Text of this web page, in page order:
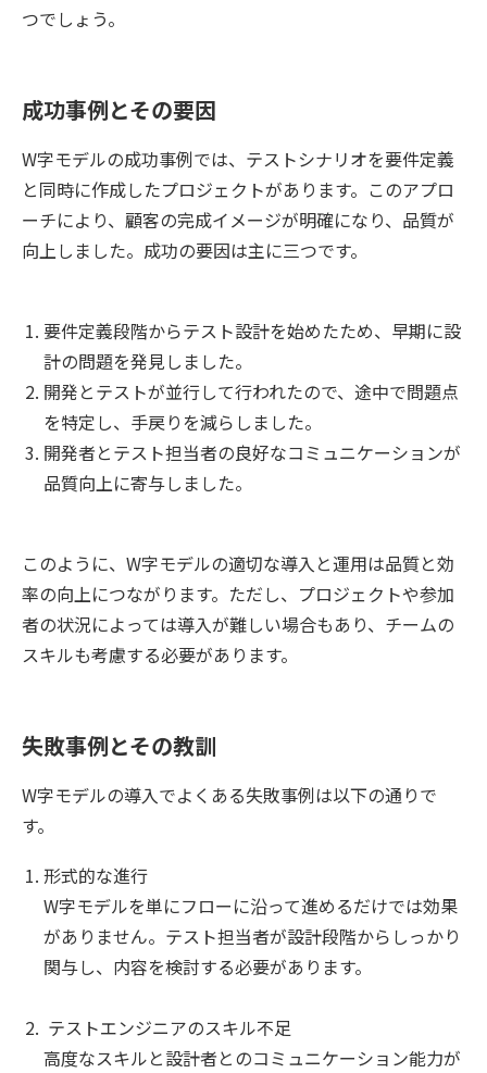
つでしょう。
成功事例とその要因
W字モデルの成功事例では、テストシナリオを要件定義
と同時に作成したプロジェクトがあります。このアプロ
ーチにより、顧客の完成イメージが明確になり、品質が
向上しました。成功の要因は主に三つです。
要件定義段階からテスト設計を始めたため、早期に設
計の問題を発見しました。
開発とテストが並行して行われたので、途中で問題点
を特定し、手戻りを減らしました。
開発者とテスト担当者の良好なコミュニケーションが
品質向上に寄与しました。
このように、W字モデルの適切な導入と運用は品質と効
率の向上につながります。ただし、プロジェクトや参加
者の状況によっては導入が難しい場合もあり、チームの
スキルも考慮する必要があります。
失敗事例とその教訓
W字モデルの導入でよくある失敗事例は以下の通りで
す。
形式的な進行
W字モデルを単にフローに沿って進めるだけでは効果
がありません。テスト担当者が設計段階からしっかり
関与し、内容を検討する必要があります。
テストエンジニアのスキル不足
高度なスキルと設計者とのコミュニケーション能力が